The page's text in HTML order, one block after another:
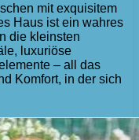
mit exquisitem
Haus ist ein wahres
die kleinsten
luxuriöse
– all das
Komfort, in der sich